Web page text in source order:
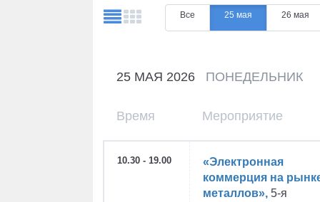
Все 25 мая 26 мая
25 МАЯ 2026 ПОНЕДЕЛЬНИК
Время Мероприятие
10.30 - 19.00
«Электронная
коммерция на
металлов», 5-я